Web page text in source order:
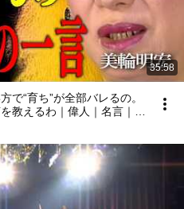
35:58
で“育ち”が全部バレるの。
教えるわ｜偉人｜名言｜言